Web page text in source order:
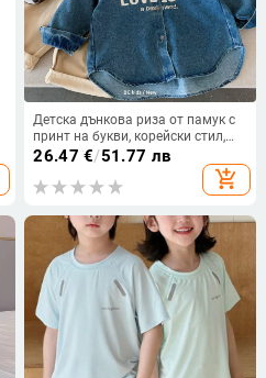
Детска дънкова риза от памук с
принт на букви, корейски стил,
яка
26.47 €/51.77 лв
add_shopping_cart